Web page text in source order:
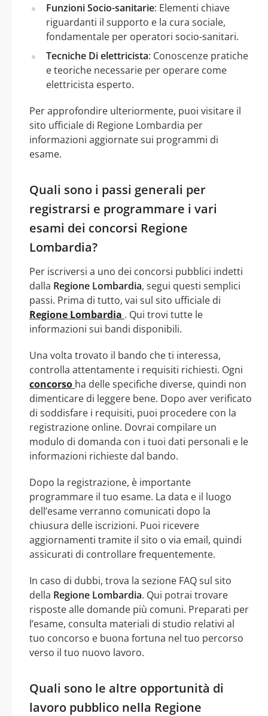
Funzioni Socio-sanitarie: Elementi chiave
riguardanti il supporto e la cura sociale,
fondamentale per operatori socio-sanitari.
Tecniche Di elettricista: Conoscenze pratiche
e teoriche necessarie per operare come
elettricista esperto.
Per approfondire ulteriormente, puoi visitare il
sito ufficiale di Regione Lombardia per
informazioni aggiornate sui programmi di
esame.
Quali sono i passi generali per
registrarsi e programmare i vari
esami dei concorsi Regione
Lombardia?
Per iscriversi a uno dei concorsi pubblici indetti
dalla Regione Lombardia, segui questi semplici
passi. Prima di tutto, vai sul sito ufficiale di
Regione Lombardia . Qui trovi tutte le
informazioni sui bandi disponibili.
Una volta trovato il bando che ti interessa,
controlla attentamente i requisiti richiesti. Ogni
concorso ha delle specifiche diverse, quindi non
dimenticare di leggere bene. Dopo aver verificato
di soddisfare i requisiti, puoi procedere con la
registrazione online. Dovrai compilare un
modulo di domanda con i tuoi dati personali e le
informazioni richieste dal bando.
Dopo la registrazione, è importante
programmare il tuo esame. La data e il luogo
dell’esame verranno comunicati dopo la
chiusura delle iscrizioni. Puoi ricevere
aggiornamenti tramite il sito o via email, quindi
assicurati di controllare frequentemente.
In caso di dubbi, trova la sezione FAQ sul sito
della Regione Lombardia. Qui potrai trovare
risposte alle domande più comuni. Preparati per
l’esame, consulta materiali di studio relativi al
tuo concorso e buona fortuna nel tuo percorso
verso il tuo nuovo lavoro.
Quali sono le altre opportunità di
lavoro pubblico nella Regione